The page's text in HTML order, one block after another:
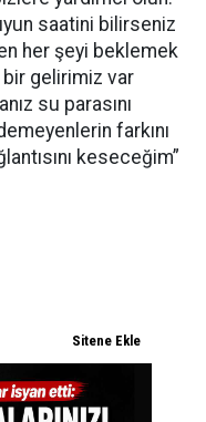
saatini bilirseniz
her şeyi beklemek
gelirimiz var
su parasını
farkını
keseceğim”